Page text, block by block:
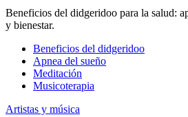
Beneficios del didgeridoo para la salud:
y bienestar.
Beneficios del didgeridoo
Apnea del sueño
Meditación
Musicoterapia
Artistas y música